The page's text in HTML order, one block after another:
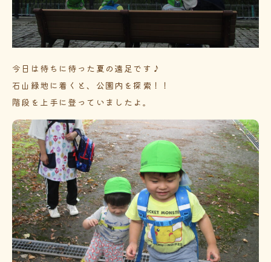
今日は待ちに待った夏の遠足です♪
石山緑地に着くと、公園内を探索！！
階段を上手に登っていましたよ。